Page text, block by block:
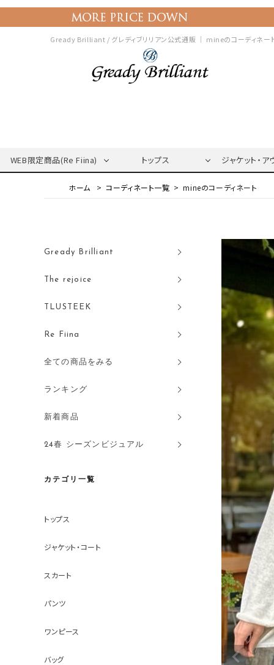
Gready Brilliant / グレディブリリアン公式通販 ｜ mineのコーディネー
WEB限定商品(Re Fiina) トップス ジャケット・ア
コーディネート一覧 mineのコーディネート
Gready Brilliant
The rejoice
TLUSTEEK
Re Fiina
全ての商品をみる
ランキング
新着商品
24春 シーズンビジュアル
カテゴリ一覧
トップス
ジャケット・コート
スカート
パンツ
ワンピース
バッグ